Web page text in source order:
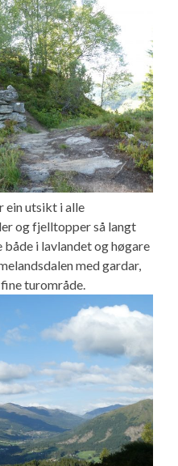
ein utsikt i alle
og fjelltopper så langt
i lavlandet og høgare
med gardar,
turområde.